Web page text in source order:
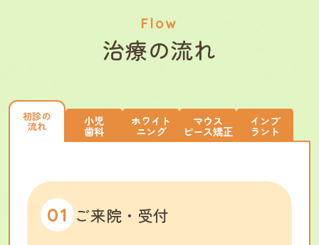
Flow
治療の流れ
初診の
流れ
01 ご来院・受付
小児
歯科
ホワイト
ニング
マウス
ピース矯正
インプ
ラント